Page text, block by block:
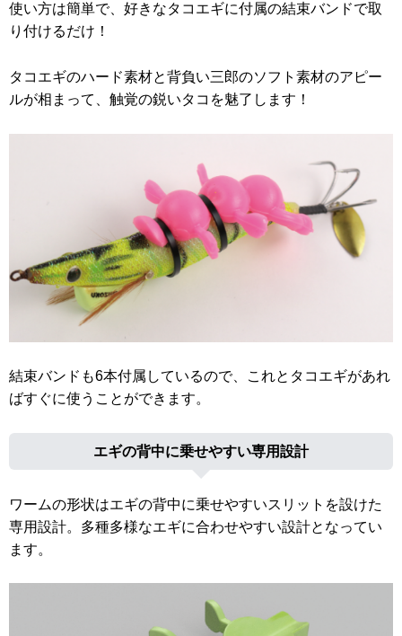
使い方は簡単で、好きなタコエギに付属の結束バンドで取
り付けるだけ！
タコエギのハード素材と背負い三郎のソフト素材のアピー
ルが相まって、触覚の鋭いタコを魅了します！
結束バンドも6本付属しているので、これとタコエギがあれ
ばすぐに使うことができます。
エギの背中に乗せやすい専用設計
ワームの形状はエギの背中に乗せやすいスリットを設けた
専用設計。多種多様なエギに合わせやすい設計となってい
ます。